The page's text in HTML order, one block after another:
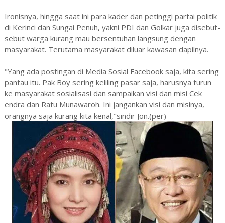
Ironisnya, hingga saat ini para kader dan petinggi partai politik
di Kerinci dan Sungai Penuh, yakni PDI dan Golkar juga disebut-
sebut warga kurang mau bersentuhan langsung dengan
masyarakat. Terutama masyarakat diluar kawasan dapilnya.
"Yang ada postingan di Media Sosial Facebook saja, kita sering
pantau itu. Pak Boy sering keliling pasar saja, harusnya turun
ke masyarakat sosialisasi dan sampaikan visi dan misi Cek
endra dan Ratu Munawaroh. Ini jangankan visi dan misinya,
orangnya saja kurang kita kenal,"sindir Jon.(per)